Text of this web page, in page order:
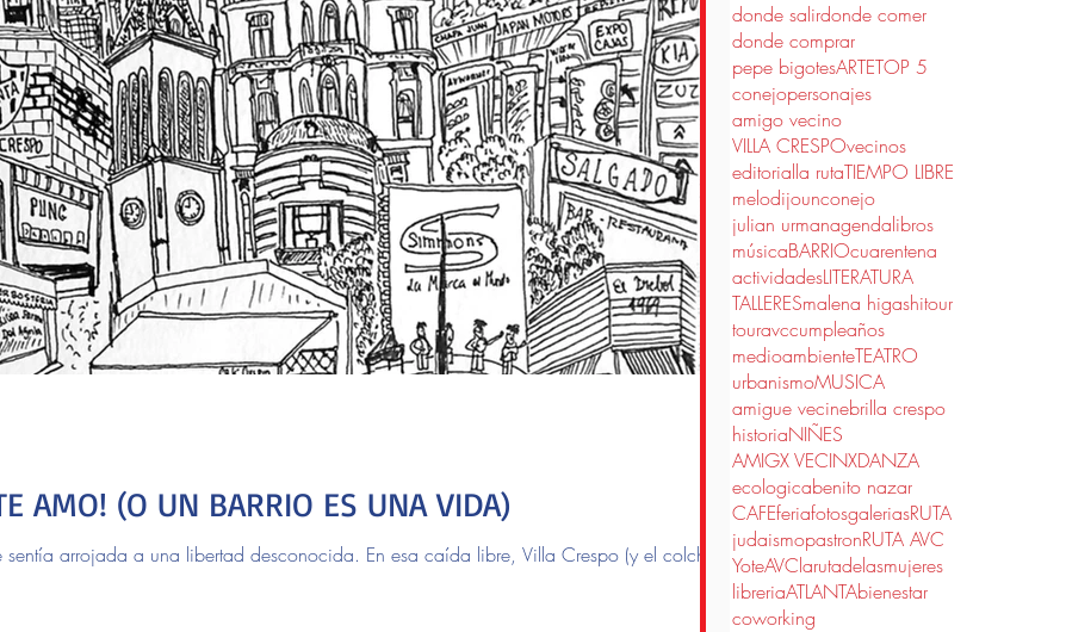
AMO! (O UN BARRIO ES UNA VIDA)
arrojada a una libertad desconocida. En esa caída libre, Villa Crespo (y el colchón en
donde salirdonde comer
donde comprar
pepe bigotesARTETOP 5
conejopersonajes
amigo vecino
VILLA CRESPOvecinos
editorialla rutaTIEMPO LIBRE
melodijounconejo
julian urmanagendalibros
músicaBARRIOcuarentena
actividadesLITERATURA
TALLERESmalena higashitour
touravccumpleaños
medioambienteTEATRO
urbanismoMUSICA
amigue vecinebrilla crespo
historiaNIÑES
AMIGX VECINXDANZA
ecologicabenito nazar
CAFEferiafotosgaleriasRUTA
judaismopastronRUTA AVC
YoteAVClarutadelasmujeres
libreriaATLANTAbienestar
coworking